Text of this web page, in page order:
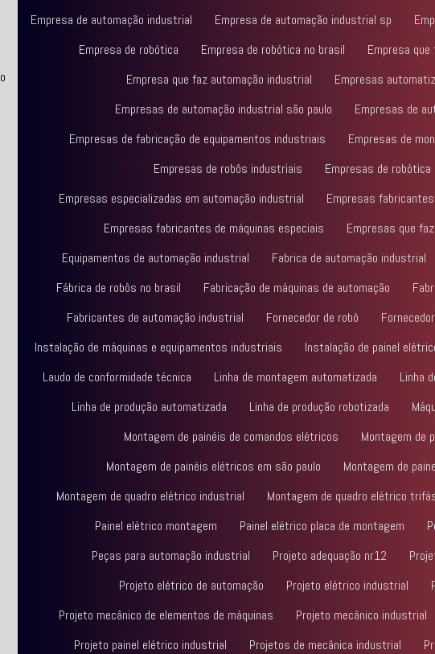
Empresa de automação industrial
Empresa de automação industrial sp
Empresa de robótica
Empresa de robótica no brasil
Empresa
Empresa que faz automação industrial
Empresas
Empresas de automação industrial são paulo
Empresas de
Empresas de fabricação de equipamentos industriais
Empresas de
Empresas de robôs industriais
Empresas de
Empresas especializadas em automação industrial
Empresas
Empresas fabricantes de máquinas especiais
Empresas que
Equipamentos de automação industrial
Fabrica de automação industrial
Fábrica de robôs no brasil
Fabricação de máquinas de automação
Fabricantes de automação industrial
Fornecedor de robô
Instalação de máquinas e equipamentos industriais
Instalação de painel
Laudo de conformidade técnica
Linha de montagem automatizada
Linha
Linha de produção automatizada
Linha de produção robotizada
Montagem de painéis de comandos elétricos
Montagem de
Montagem de painéis elétricos em são paulo
Montagem de
Montagem de quadro elétrico industrial
Montagem de quadro elétrico
Painel elétrico montagem
Painel elétrico placa de montagem
Peças para automação industrial
Projeto adequação nr12
Projeto elétrico de automação
Projeto elétrico industrial
Projeto mecânico de elementos de máquinas
Projeto mecânico industrial
Projeto painel elétrico industrial
Projetos de mecânica industrial